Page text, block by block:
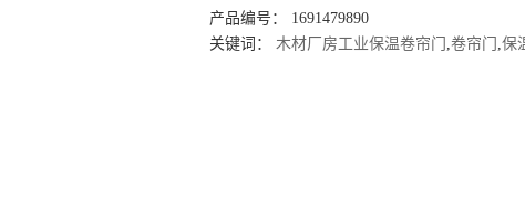
产品编号： 1691479890
关键词： 木材厂房工业保温卷帘门 卷帘门 ,保温卷